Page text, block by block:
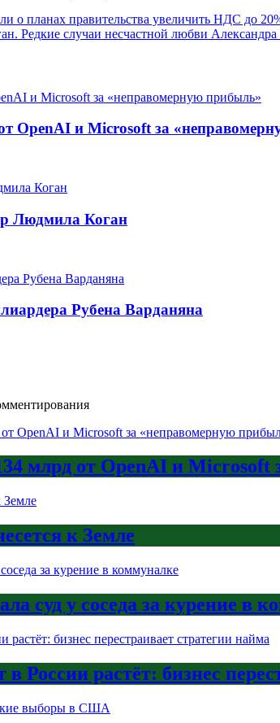
о планах правительства увеличить НДС до
Редкие случаи несчастной любви Александра
OpenAI и Microsoft за
Людмила Коган
Рубена Варданяна
млрд от OpenAI и
к Земле
суд у соседа за курение в
России растёт: бизнес